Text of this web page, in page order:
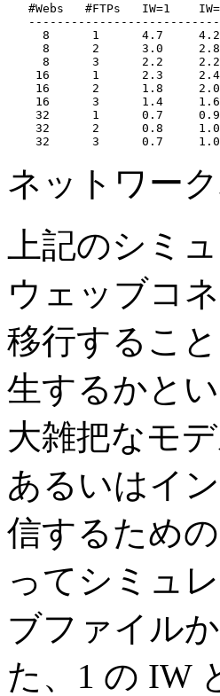
#Webs   #FTPs   IW=1
8      1      4.7
8      2      3.0
8      3      2.2
16      1      2.3
16      2      1.8
16      3      1.4
32      1      0.7
32      2      0.8
ネットワー
上記のシミ
ウェッブコ
移行するこ
生するかと
大雑把なモ
あるいはイ
信するため
ってシミュ
ブファイル
た、1 の IW